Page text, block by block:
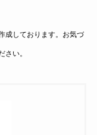
成しております。お気づ
さい。